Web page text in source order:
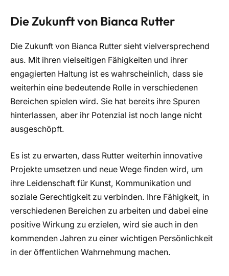
Die Zukunft von Bianca Rutter
Die Zukunft von Bianca Rutter sieht vielversprechend
aus. Mit ihren vielseitigen Fähigkeiten und ihrer
engagierten Haltung ist es wahrscheinlich, dass sie
weiterhin eine bedeutende Rolle in verschiedenen
Bereichen spielen wird. Sie hat bereits ihre Spuren
hinterlassen, aber ihr Potenzial ist noch lange nicht
ausgeschöpft.
Es ist zu erwarten, dass Rutter weiterhin innovative
Projekte umsetzen und neue Wege finden wird, um
ihre Leidenschaft für Kunst, Kommunikation und
soziale Gerechtigkeit zu verbinden. Ihre Fähigkeit, in
verschiedenen Bereichen zu arbeiten und dabei eine
positive Wirkung zu erzielen, wird sie auch in den
kommenden Jahren zu einer wichtigen Persönlichkeit
in der öffentlichen Wahrnehmung machen.